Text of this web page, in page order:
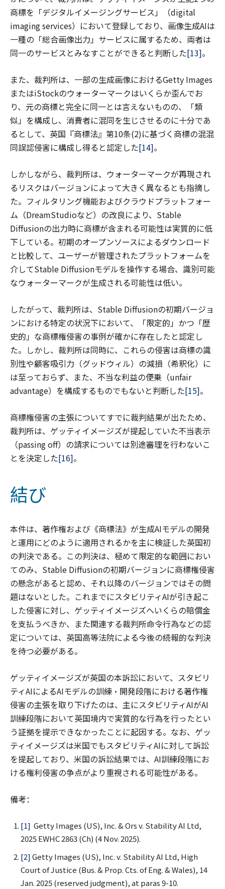
商標を「デジタルイメージングサービス」（digital
imaging services）において登録しており、画像生成AIは
一種の「総合画像出力」サービスに属するため、両者は
同一のサービスとみなすことができると判断した[13]。
また、裁判所は、一部の生成画像におけるGetty Images
またはiStockのウォーターマークはいくらか歪んでお
り、元の商標と完全に同一とは言えないものの、「類
似」を構成し、消費者に混同を生じさせるのに十分であ
るとして、英国『商標法』第10条(2)に基づく商標の混混
同誤認侵害に構成し得ると認定した[14]。
しかしながら、裁判所は、ウォーターマークが再現され
るリスクはバージョンによって大きく異なるとも指摘し
た。フィルタリング機能およびクラウドプラットフォー
ム（DreamStudioなど）の改良により、Stable
Diffusionの出力時に商標が含まれる可能性は実質的に低
下している。初期のオープンソースによるダウンロード
と比較して、ユーザーが管理されたプラットフォームを
介してStable Diffusionモデルを操作する場合、識別可能
なウォーターマークが生成される可能性は低い。
したがって、裁判所は、Stable Diffusionの初期バージョ
ンにおける特定の状況下において、「限定的」かつ「歴
史的」な商標権侵害の事例が確かに存在したと認定し
た。しかし、裁判所は同時に、これらの侵害は商標の識
別性や顧客吸引力（グッドウィル）の減損（希釈化）に
は至っておらず、また、不当な利益の便乗（unfair
advantage）を構成するものでもないと判断した[15]。
商標権侵害の主張についてすでに裁判結果が出たため、
裁判所は、ゲッティイメージズが提起していた不当表示
（passing off）の請求については別途審理を行わないこ
とを決定した[16]。
結び
本件は、著作権および《商標法》が生成AIモデルの開発
と運用にどのように適用されるかを主に検証した英国初
の判決である。この判決は、極めて限定的な範囲におい
てのみ、Stable Diffusionの初期バージョンに商標権侵害
の懸念があると認め、それ以降のバージョンではその問
題はないとした。これまでにスタビリティAIが引き起こ
した侵害に対し、ゲッティイメージズへいくらの賠償金
を支払うべきか、また関連する裁判所命令行為などの認
定については、英国高等法院による今後の続報的な判決
を待つ必要がある。
ゲッティイメージズが英国の本訴訟において、スタビリ
ティAIによるAIモデルの訓練・開発段階における著作権
侵害の主張を取り下げたのは、主にスタビリティAIがAI
訓練段階において英国境内で実質的な行為を行ったとい
う証拠を提示できなかったことに起因する。なお、ゲッ
ティイメージズは米国でもスタビリティAIに対して訴訟
を提起しており、米国の訴訟結果では、AI訓練段階にお
ける権利侵害の争点がより重視される可能性がある。
備考：
[1] Getty Images (US), Inc. & Ors v. Stability AI Ltd,
2025 EWHC 2863 (Ch) (4 Nov. 2025).
[2]Getty Images (US), Inc. v. Stability AI Ltd, High
Court of Justice (Bus. & Prop. Cts. of Eng. & Wales), 14
Jan. 2025 (reserved judgment), at paras 9-10.